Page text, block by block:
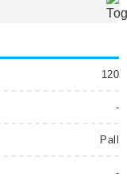
120
-
Pall
-